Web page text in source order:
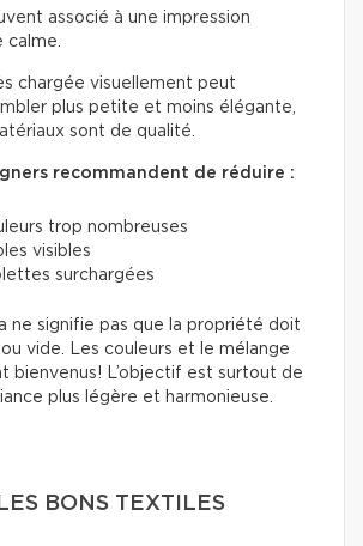
associé à une impression
calme.
chargée visuellement peut
plus petite et moins élégante,
sont de qualité.
recommandent de réduire :
trop nombreuses
visibles
surchargées
ne signifie pas que la propriété doit
vide. Les couleurs et le mélange
bienvenus! L’objectif est surtout de
plus légère et harmonieuse.
BONS TEXTILES